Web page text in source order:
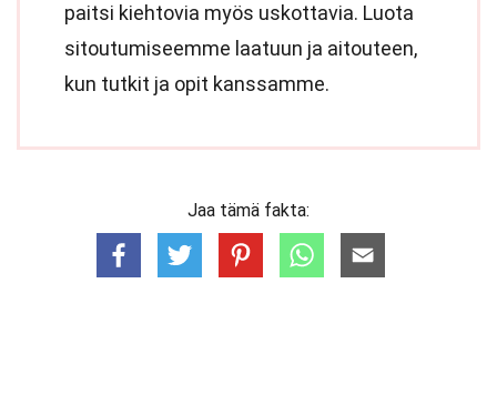
paitsi kiehtovia myös uskottavia. Luota
sitoutumiseemme laatuun ja aitouteen,
kun tutkit ja opit kanssamme.
Jaa tämä fakta: